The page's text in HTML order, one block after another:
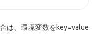
は、環境変数をkey=value